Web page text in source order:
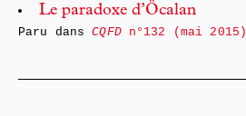
Le paradoxe d’Öcalan
Paru dansCQFDn°132 (mai 2015)